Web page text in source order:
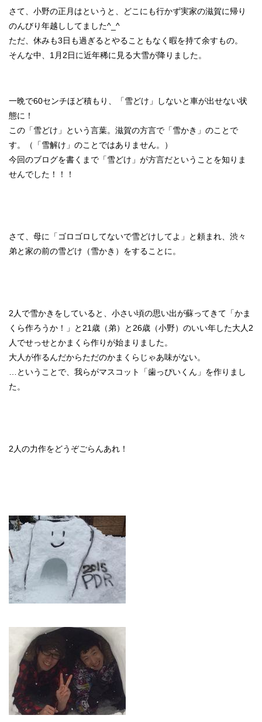
さて、小野の正月はというと、どこにも行かず実家の滋賀に帰り
のんびり年越ししてました^_^
ただ、休みも3日も過ぎるとやることもなく暇を持て余すもの。
そんな中、1月2日に近年稀に見る大雪が降りました。
一晩で60センチほど積もり、「雪どけ」しないと車が出せない状
態に！
この「雪どけ」という言葉。滋賀の方言で「雪かき」のことで
す。（「雪解け」のことではありません。）
今回のブログを書くまで「雪どけ」が方言だということを知りま
せんでした！！！
さて、母に「ゴロゴロしてないで雪どけしてよ」と頼まれ、渋々
弟と家の前の雪どけ（雪かき）をすることに。
2人で雪かきをしていると、小さい頃の思い出が蘇ってきて「かま
くら作ろうか！」と21歳（弟）と26歳（小野）のいい年した大人2
人でせっせとかまくら作りが始まりました。
大人が作るんだからただのかまくらじゃあ味がない。
…ということで、我らがマスコット「歯っぴいくん」を作りまし
た。
2人の力作をどうぞごらんあれ！